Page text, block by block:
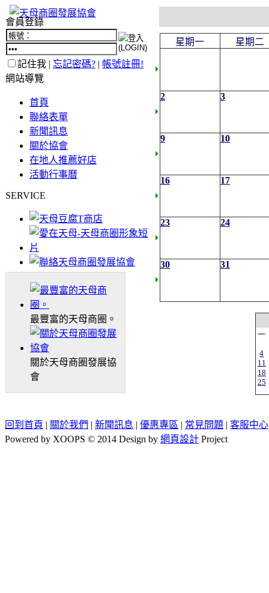
會員登錄
記住我 | 忘記密碼? | 帳號註冊!
網站導覽
首頁
聯絡表單
新聞訊息
關於協會
在地人推薦好店
活動行事曆
SERVICE
最豐富的天母商圈。
關於天母商圈發展協
會
星期一 星期二
2 3
9 10
16 17
23 24
30 31
一
4
11
18
25
回到首頁 | 關於我們 | 新聞訊息 | 優惠專區 | 常見問題 | 客服中心
Powered by XOOPS © 2014 Design by 網頁設計 Project